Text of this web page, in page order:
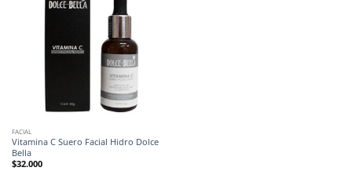
FACIAL
Vitamina C Suero Facial Hidro Dolce
Bella
$32.000